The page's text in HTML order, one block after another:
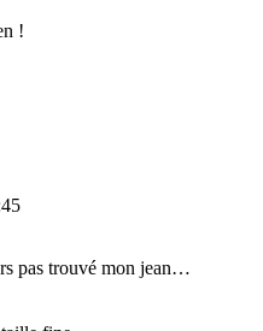
!
pas trouvé mon jean…